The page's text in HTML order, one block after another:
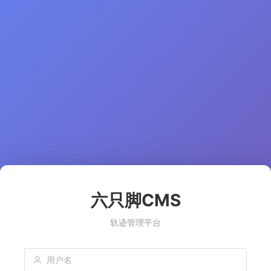
六只脚CMS
轨迹管理平台